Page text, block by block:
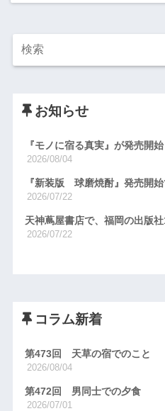
お知らせ
『モノに宿る真実』が発売開
2026/08/04
『新装版 球磨焼酎』発売開
2026/07/22
天神蔦屋書店で、福岡の出版
2026/07/22
コラム新着
第473回 天草の宿でのこと
2026/08/04
第472回 男同士での夕食
2026/07/01